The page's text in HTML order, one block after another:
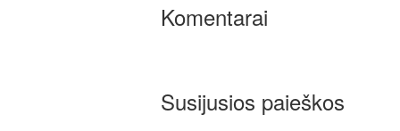
Komentarai
Susijusios paieškos